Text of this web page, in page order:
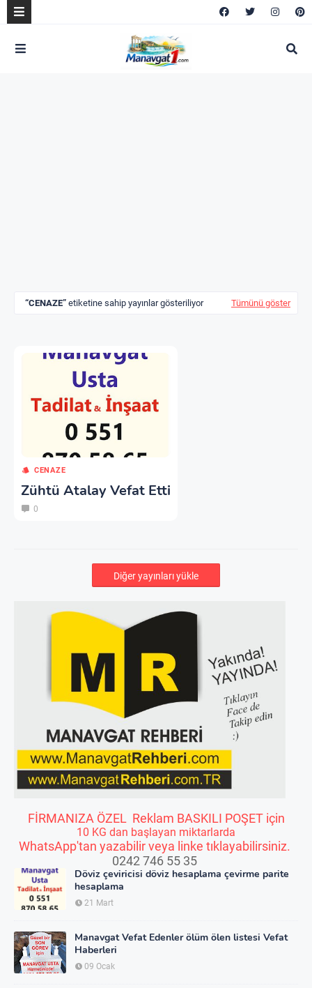
CENAZE etiketine sahip yayınlar gösteriliyor Tümünü göster
CENAZE
Zühtü Atalay Vefat Etti
0
Diğer yayınları yükle
FİRMANIZA ÖZEL Reklam BASKILI POŞET için
10 KG dan başlayan miktarlarda
WhatsApp'tan yazabilir veya linke tıklayabilirsiniz.
0242 746 55 35
Döviz çeviricisi döviz hesaplama çevirme parite
hesaplama
21 Mart
Manavgat Vefat Edenler ölüm ölen listesi Vefat
Haberleri
09 Ocak